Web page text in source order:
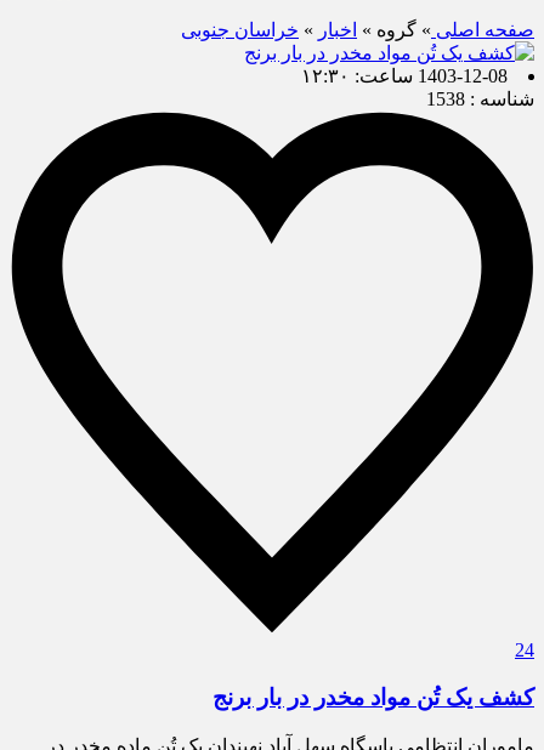
صفحه اصلی » گروه » اخبار » خراسان جنوبی
1403-12-08 ساعت: ۱۲:۳۰
شناسه : 1538
24
کشف یک تُن مواد مخدر در بار برنج
ماموران انتظامی پاسگاه سهل آباد نهبندان یک تُن ماده مخدر در